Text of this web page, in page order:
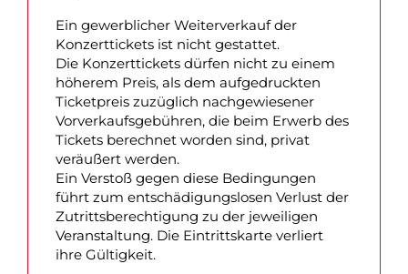
Ein gewerblicher Weiterverkauf der
Konzerttickets ist nicht gestattet.
Die Konzerttickets dürfen nicht zu einem
höherem Preis, als dem aufgedruckten
Ticketpreis zuzüglich nachgewiesener
Vorverkaufsgebühren, die beim Erwerb des
Tickets berechnet worden sind, privat
veräußert werden.
Ein Verstoß gegen diese Bedingungen
führt zum entschädigungslosen Verlust der
Zutrittsberechtigung zu der jeweiligen
Veranstaltung. Die Eintrittskarte verliert
ihre Gültigkeit.